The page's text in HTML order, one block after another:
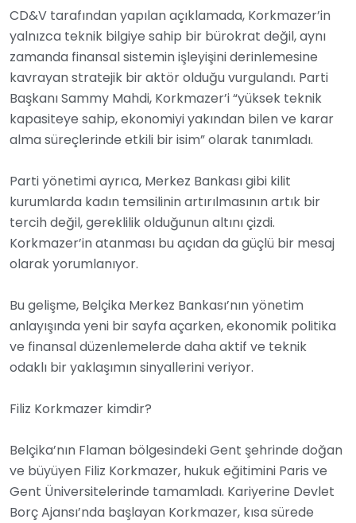
CD&V tarafından yapılan açıklamada, Korkmazer’in
yalnızca teknik bilgiye sahip bir bürokrat değil, aynı
zamanda finansal sistemin işleyişini derinlemesine
kavrayan stratejik bir aktör olduğu vurgulandı. Parti
Başkanı Sammy Mahdi, Korkmazer’i “yüksek teknik
kapasiteye sahip, ekonomiyi yakından bilen ve karar
alma süreçlerinde etkili bir isim” olarak tanımladı.
Parti yönetimi ayrıca, Merkez Bankası gibi kilit
kurumlarda kadın temsilinin artırılmasının artık bir
tercih değil, gereklilik olduğunun altını çizdi.
Korkmazer’in atanması bu açıdan da güçlü bir mesaj
olarak yorumlanıyor.
Bu gelişme, Belçika Merkez Bankası’nın yönetim
anlayışında yeni bir sayfa açarken, ekonomik politika
ve finansal düzenlemelerde daha aktif ve teknik
odaklı bir yaklaşımın sinyallerini veriyor.
Filiz Korkmazer kimdir?
Belçika’nın Flaman bölgesindeki Gent şehrinde doğan
ve büyüyen Filiz Korkmazer, hukuk eğitimini Paris ve
Gent Üniversitelerinde tamamladı. Kariyerine Devlet
Borç Ajansı’nda başlayan Korkmazer, kısa sürede